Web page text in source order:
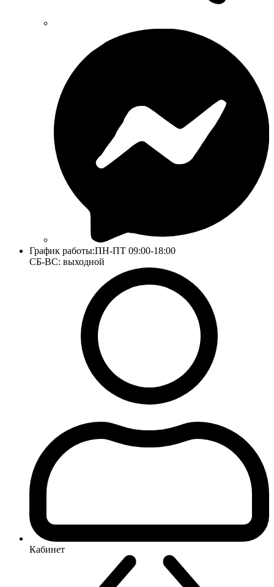
График работы:ПН-ПТ 09:00-18:00
СБ-ВС: выходной
Кабинет